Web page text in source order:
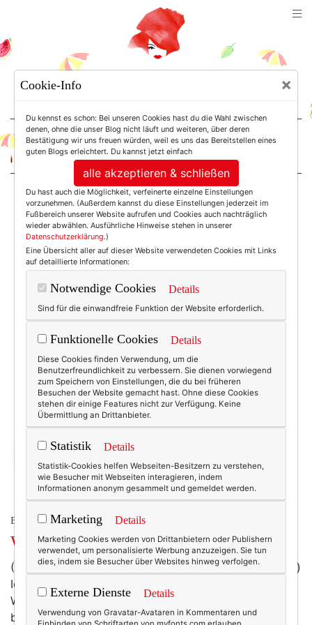
For Women. Not Girls.
Einträge mit dem
Tag: Winterschuhe
BEAUTY & FASHION
Winter-Clogs
(Design: Jeffrey Campbell; Foto/Kaufen: stylebob.com)
Ich sag mal so: Der perfekte Schuh, um über
Wintermatsch zu staksen. :-) (Ich würde mir allerdings
bei der ersten Eisplatte das Bein brechen ...)
Cookie-Info ×
Du kennst es schon: Bei unseren Cookies hast du die Wahl zwischen
denen, ohne die unser Blog nicht läuft und weiteren, über deren
Bestätigung wir uns freuen würden, weil es uns das Bereitstellen eines
guten Blogs erleichtert. Du kannst jetzt einfach
alle akzeptieren & schließen
Du hast auch die Möglichkeit, verfeinerte einzelne Einstellungen
vorzunehmen. (Außerdem kannst du diese Einstellungen jederzeit im
Fußbereich unserer Website aufrufen und Cookies auch nachträglich
wieder abwählen. Ausführliche Hinweise stehen in unserer
Datenschutzerklärung.)
Eine Übersicht aller auf dieser Website verwendeten Cookies mit Links
auf detaillierte Informationen:
Notwendige Cookies Details
Sind für die einwandfreie Funktion der Website erforderlich.
Funktionelle Cookies Details
Diese Cookies finden Verwendung, um die
Benutzerfreundlichkeit zu verbessern. Sie dienen vorwiegend
zum Speichern von Einstellungen, die du bei früheren
Besuchen der Website gemacht hast. Ohne diese Cookies
stehen dir einige Features nicht zur Verfügung. Keine
Übermittlung an Drittanbieter.
Statistik Details
Statistik-Cookies helfen Webseiten-Besitzern zu verstehen,
wie Besucher mit Webseiten interagieren, indem
Informationen anonym gesammelt und gemeldet werden.
Marketing Details
Marketing Cookies werden von Drittanbietern oder Publishern
verwendet, um personalisierte Werbung anzuzeigen. Sie tun
dies, indem sie Besucher über Websites hinweg verfolgen.
Externe Dienste Details
Verwendung von Gravatar-Avataren in Kommentaren und